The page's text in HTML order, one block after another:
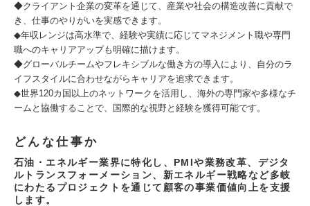
◆クライアント企業の変革を通じて、産業や社会の構造改善に貢献で
き、仕事のやりがいを実感できます。
◆年収レンジは高水準で、経験や実績に応じてマネジメント職や専門
職へのキャリアアップも明確に描けます。
◆グローバルチームやフレキシブルな働き方の導入により、自分のラ
イフスタイルに合わせながらキャリアを追求できます。
◆世界120カ国以上のネットワークを活用し、海外の専門家や多様なチ
ームと協働することで、国際的な視野と経験を獲得可能です。
どんな仕事か
石油・エネルギー業界に特化し、PMIや業務改革、デジタ
ルトランスフォーメーション、新エネルギー戦略など多岐
にわたるプロジェクトを通じて顧客の事業価値向上を支援
します。